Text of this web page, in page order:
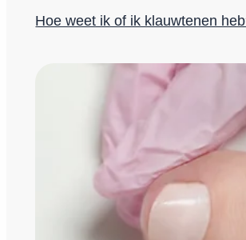
Hoe weet ik of ik klauwtenen